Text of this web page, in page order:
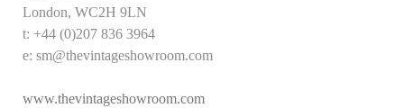
London, WC2H 9LN
t: +44 (0)207 836 3964
e: sm@thevintageshowroom.com
www.thevintageshowroom.com